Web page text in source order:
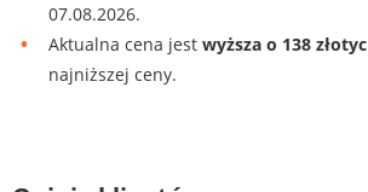
07.08.2026.
Aktualna cena jest wyższa o 138
najniższej ceny.